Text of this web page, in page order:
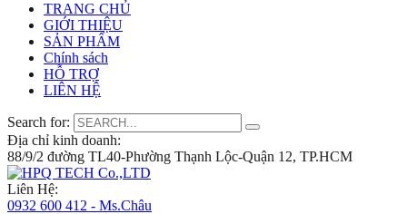
TRANG CHỦ
GIỚI THIỆU
SẢN PHẨM
Chính sách
HỖ TRỢ
LIÊN HỆ
Search for:
Địa chỉ kinh doanh:
88/9/2 đường TL40-Phường Thạnh Lộc-Quận 12, TP.HCM
Liên Hệ:
0932 600 412 - Ms.Châu